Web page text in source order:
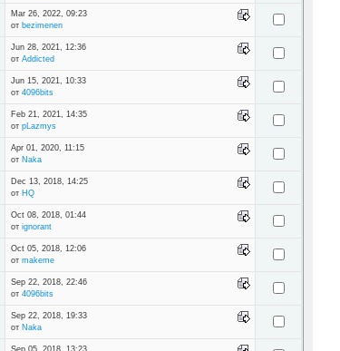
Mar 26, 2022, 09:23
от bezimenen
Jun 28, 2021, 12:36
от Addicted
Jun 15, 2021, 10:33
от 4096bits
Feb 21, 2021, 14:35
от pLazmys
Apr 01, 2020, 11:15
от Naka
Dec 13, 2018, 14:25
от HQ
Oct 08, 2018, 01:44
от ignorant
Oct 05, 2018, 12:06
от makeme
Sep 22, 2018, 22:46
от 4096bits
Sep 22, 2018, 19:33
от Naka
Sep 05, 2018, 13:23